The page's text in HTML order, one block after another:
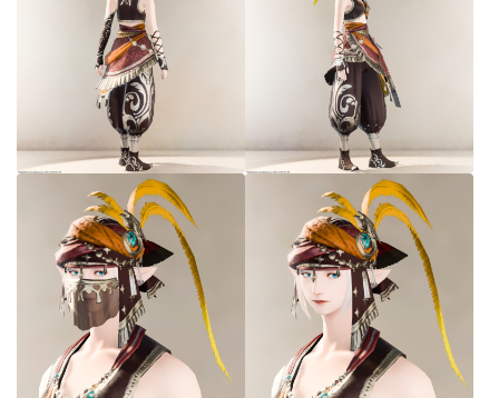
ハーフパンツ
七分丈
八分丈
極シタデル・ボズヤ追憶戦